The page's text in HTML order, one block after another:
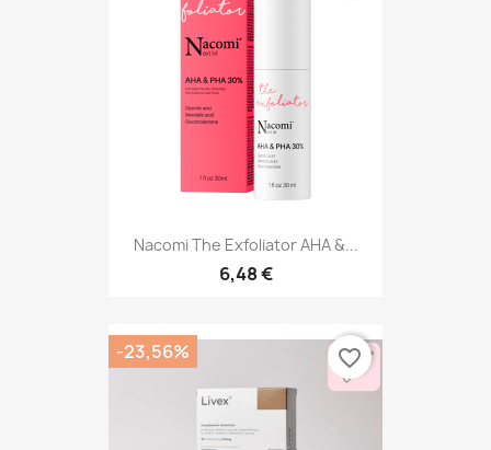
Nacomi The Exfoliator AHA &...
6,48 €
-23,56% favorite_border